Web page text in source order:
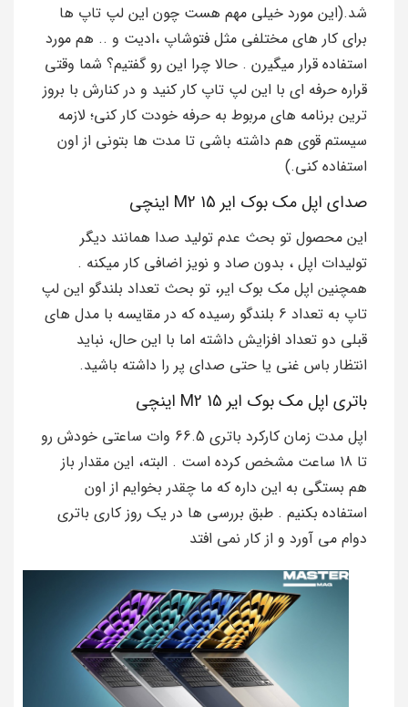
شد.(این مورد خیلی مهم هست چون این لپ تاپ ها
برای کار های مختلفی مثل فتوشاپ ،ادیت و .. هم مورد
استفاده قرار میگیرن . حالا چرا این رو گفتیم؟ شما وقتی
قراره حرفه ای با این لپ تاپ کار کنید و در کنارش با بروز
ترین برنامه های مربوط به حرفه خودت کار کنی؛ لازمه
سیستم قوی هم داشته باشی تا مدت ها بتونی از اون
استفاده کنی.)
صدای اپل مک بوک ایر M2 15 اینچی
این محصول تو بحث عدم تولید صدا همانند دیگر
تولیدات اپل ، بدون صاد و نویز اضافی کار میکنه .
همچنین اپل مک بوک ایر، تو بحث تعداد بلندگو این لپ
تاپ به تعداد 6 بلندگو رسیده که در مقایسه با مدل های
قبلی دو تعداد افزایش داشته اما با این حال، نباید
انتظار باس غنی یا حتی صدای پر را داشته باشید.
باتری اپل مک بوک ایر M2 15 اینچی
اپل مدت زمان کارکرد باتری 66.5 وات ساعتی خودش رو
تا 18 ساعت مشخص کرده است . البته، این مقدار باز
هم بستگی به این داره که ما چقدر بخوایم از اون
استفاده بکنیم . طبق بررسی ها در یک روز کاری باتری
دوام می آورد و از کار نمی افتد